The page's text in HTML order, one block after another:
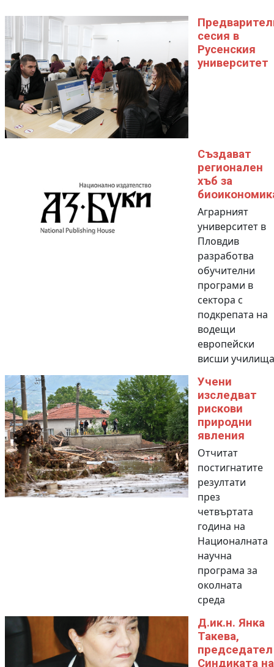
сесия в
Русенския
университет
Създават
регионален
хъб за
Аграрният
университет в
Пловдив
разработва
обучителни
програми в
сектора с
подкрепата на
водещи
европейски
висши училища
Учени
изследват
рискови
природни
явления
Отчитат
постигнатите
резултати
през
четвъртата
година на
Националната
научна
програма за
околната
среда
Д.ик.н. Янка
Такева,
Синдиката на